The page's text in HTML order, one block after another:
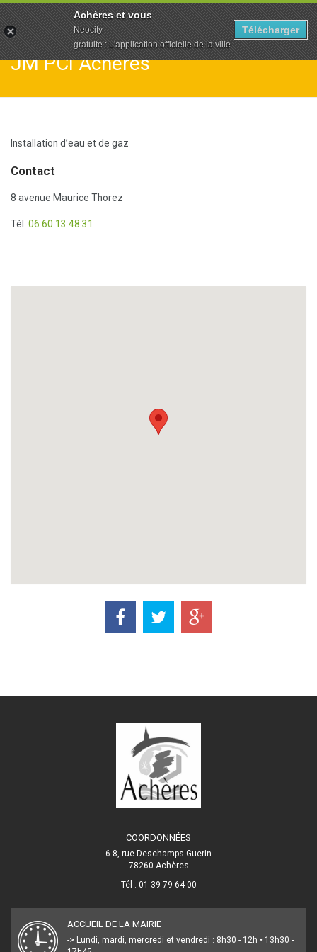
JM PCI Achères
Installation d’eau et de gaz
Contact
8 avenue Maurice Thorez
Tél. 06 60 13 48 31
COORDONNÉES
6-8, rue Deschamps Guerin
78260 Achères
Tél : 01 39 79 64 00
ACCUEIL DE LA MAIRIE
-> Lundi, mardi, mercredi et vendredi : 8h30 - 12h • 13h30 -
Achères et vous
Neocity
gratuite : L'application officielle de la ville
Télécharger